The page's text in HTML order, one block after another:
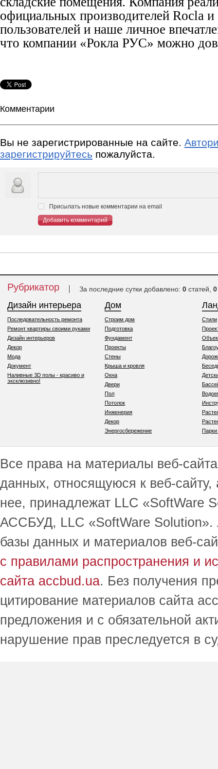
официальных производителей Rocla
пользователей и наше личное
что компании «Рокла РУС» можно
Комментарии
Вы не зарегистрированные на сайте.
зарегистрируйтесь пожалуйста.
Присылать новые комментарии на email
Добавить комментарий
Рубрикатор За последние сутки добавлено: 0 статей, 0
Дизайн интерьера
Последовательность ремонта
Ремонт квартиры своими руками
Дизайн интерьеров
Декор
Мода
Документ
Наливные 3D полы - красиво и
эксклюзивно!
Дом
Строим дом
Подготовка
Фундамент
Проекты
Стены
Крыша и кровля
Окна
Двери
Пол
Потолок
Инженерия
Декор
Энергосбережение
Стили
Все права на материалы веб-
данных, относящуюся к веб-
нее, принадлежат LLC
АССБУД, LLC «SoftWare Solution».
базы данных и материалов веб-
с правилами распространения и
сайта accbud.ua. Без получения
цитирование материалов сайта
предложения и с обязательной
нарушение прав преследуется в